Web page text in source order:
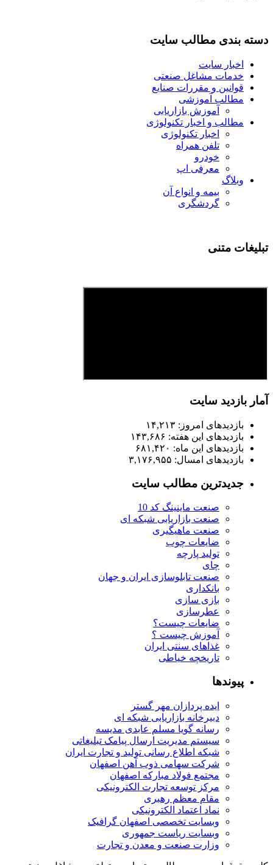
دسته بندی مطالب سایت
اخبار سایت
خدمات مشاغل صنعتی
قوانین و مقررات صنایع
مطالب آموزشی
آموزش بازاریابی
مطالب و اخبار تکنولوژی
اخبار تکنولوژی
تلفن همراه
خودرو
معرفی اپ
وبلاگ
بیمه و انواع آن
گردشگری
تبلیغات متنی
آمار بازدید سایت
بازدیدهای امروز: ۱۴,۲۱۳
بازدیدهای این هفته: ۱۴۳,۶۸۶
بازدیدهای این ماه: ۶۸۱,۴۲۰
بازدیدهای امسال: ۳,۱۷۶,۹۵۵
جدیدترین مطالب سایت
صنعت ماینینگ کد 10
صنعت بازاریابی شبکه ای
صنعت ماهیگیری
ضایعات چوب
تولید پارچه
چای
صنعت تابلوسازی ایران و جهان
بانکداری
بازی سازی
عطرسازی
ضایعات چیست؟
آموزش چیست ؟
غذاهای سنتی ایران
تاریخچه خیاطی
پیوندها
ایده پردازان مهر گستر
دبیرخانه بازاریابی شبکه ای
رسانه گویا مسلم عابدی مدیسه
سیستم مدیریت ارسال پیامک تبلیغاتی
شبکه اطلاع رسانی تولید و تجارت ایران
شرکت سهامی ذوب آهن اصفهان
مجتمع فولاد مبارکه اصفهان
مرکز توسعه تجارت الکترونیکی
مقام معظم رهبری
نماد اعتماد الکترونیکی
وبسایت تخصصی اصفهان گرافیک
وبسایت ریاست جمهوری
وزارت صنعت و معدن و تجارت